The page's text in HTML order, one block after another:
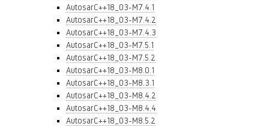
AutosarC++18_03-M7.4.1
AutosarC++18_03-M7.4.2
AutosarC++18_03-M7.4.3
AutosarC++18_03-M7.5.1
AutosarC++18_03-M7.5.2
AutosarC++18_03-M8.0.1
AutosarC++18_03-M8.3.1
AutosarC++18_03-M8.4.2
AutosarC++18_03-M8.4.4
AutosarC++18_03-M8.5.2